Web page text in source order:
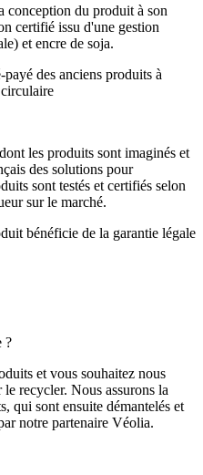
conception du produit à son
certifié issu d'une gestion
et encre de soja.
des anciens produits à
les produits sont imaginés et
des solutions pour
sont testés et certifiés selon
sur le marché.
bénéficie de la garantie légale
?
et vous souhaitez nous
recycler. Nous assurons la
qui sont ensuite démantelés et
notre partenaire Véolia.